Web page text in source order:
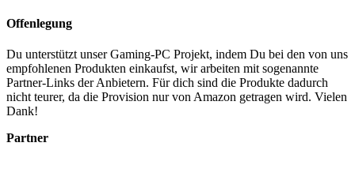
Offenlegung
Du unterstützt unser Gaming-PC Projekt, indem Du bei den von uns
empfohlenen Produkten einkaufst, wir arbeiten mit sogenannte
Partner-Links der Anbietern. Für dich sind die Produkte dadurch
nicht teurer, da die Provision nur von Amazon getragen wird. Vielen
Dank!
Partner